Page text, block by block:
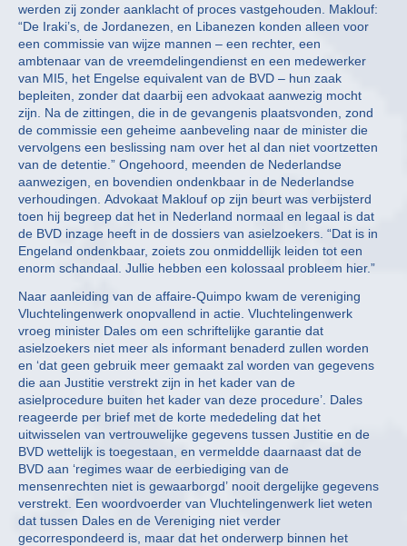
werden zij zonder aanklacht of proces vastgehouden. Maklouf:
“De Iraki’s, de Jordanezen, en Libanezen konden alleen voor
een commissie van wijze mannen – een rechter, een
ambtenaar van de vreemdelingendienst en een medewerker
van MI5, het Engelse equivalent van de BVD – hun zaak
bepleiten, zonder dat daarbij een advokaat aanwezig mocht
zijn. Na de zittingen, die in de gevangenis plaatsvonden, zond
de commissie een geheime aanbeveling naar de minister die
vervolgens een beslissing nam over het al dan niet voortzetten
van de detentie.” Ongehoord, meenden de Nederlandse
aanwezigen, en bovendien ondenkbaar in de Nederlandse
verhoudingen. Advokaat Maklouf op zijn beurt was verbijsterd
toen hij begreep dat het in Nederland normaal en legaal is dat
de BVD inzage heeft in de dossiers van asielzoekers. “Dat is in
Engeland ondenkbaar, zoiets zou onmiddellijk leiden tot een
enorm schandaal. Jullie hebben een kolossaal probleem hier.”
Naar aanleiding van de affaire-Quimpo kwam de vereniging
Vluchtelingenwerk onopvallend in actie. Vluchtelingenwerk
vroeg minister Dales om een schriftelijke garantie dat
asielzoekers niet meer als informant benaderd zullen worden
en ‘dat geen gebruik meer gemaakt zal worden van gegevens
die aan Justitie verstrekt zijn in het kader van de
asielprocedure buiten het kader van deze procedure’. Dales
reageerde per brief met de korte mededeling dat het
uitwisselen van vertrouwelijke gegevens tussen Justitie en de
BVD wettelijk is toegestaan, en vermeldde daarnaast dat de
BVD aan ‘regimes waar de eerbiediging van de
mensenrechten niet is gewaarborgd’ nooit dergelijke gegevens
verstrekt. Een woordvoerder van Vluchtelingenwerk liet weten
dat tussen Dales en de Vereniging niet verder
gecorrespondeerd is, maar dat het onderwerp binnen het